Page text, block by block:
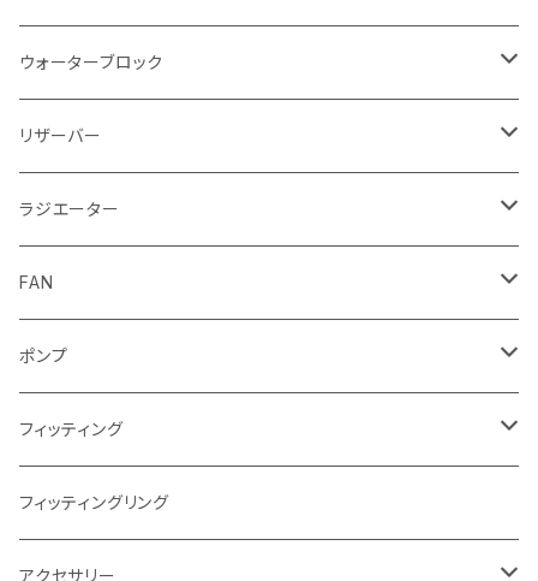
ウォーターブロック
CPUウォーターブロック
Intel
AMD
GPUウォーターブロック
NVIDIA
AMD
モノブロック
リザーバー
EK-RESチューブ（交換用）
EK-D5 Series
ディストロプレート
ラジエーター
ラジエーターサイズ240mm
ラジエーターサイズ280mm
ラジエーターサイズ360mm
ラジエーターサイズ420mm
ラジエーターサイズ480mm
FAN
FANサイズ120mm
FANサイズ140mm
ポンプ
ディストロプレート
フィッティング
ニッケル Nickel
サテンチタン SatinTitan
フィッティングリング
アクセサリー